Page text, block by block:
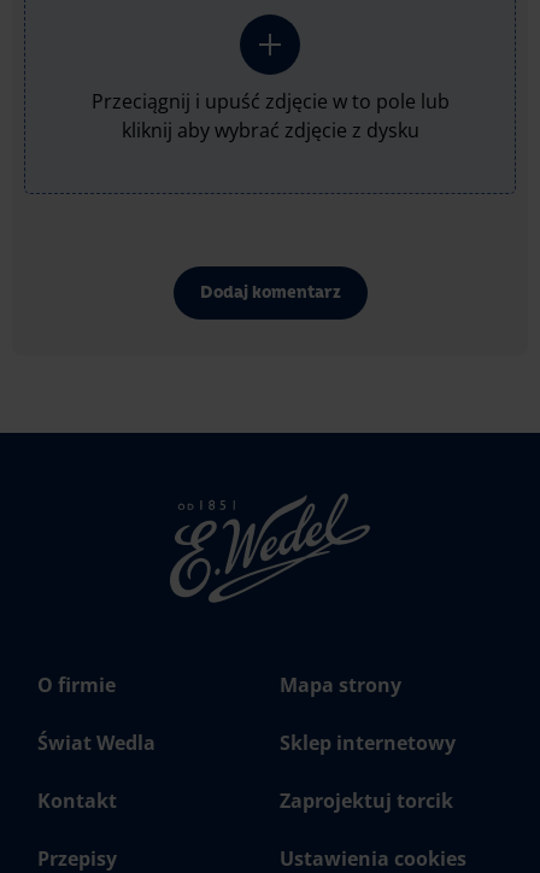
Przeciągnij i upuść zdjęcie w to pole lub
kliknij aby wybrać zdjęcie z dysku
Dodaj komentarz
Strona
głowna
Wedel.pl
O firmie
Świat Wedla
Kontakt
Przepisy
Mapa strony
Sklep internetowy
Zaprojektuj torcik
Ustawienia cookies